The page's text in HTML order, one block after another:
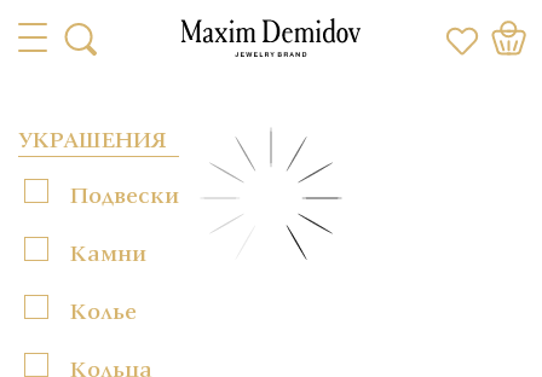
УКРАШЕНИЯ
Подвески
Камни
Колье
Кольца